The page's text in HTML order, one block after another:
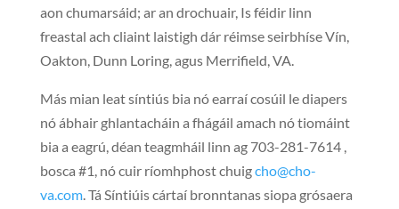
aon chumarsáid; ar an drochuair, Is féidir linn
freastal ach cliaint laistigh dár réimse seirbhíse Vín,
Oakton, Dunn Loring, agus Merrifield, VA.
Más mian leat síntiús bia nó earraí cosúil le diapers
nó ábhair ghlantacháin a fhágáil amach nó tiomáint
bia a eagrú, déan teagmháil linn ag 703-281-7614 ,
bosca #1, nó cuir ríomhphost chuigcho@cho-
va.com. Tá Síntiúis cártaí bronntanas siopa grósaera